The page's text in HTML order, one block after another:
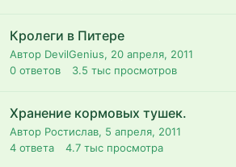
Кролеги в Питере
Автор DevilGenius, 20 апреля, 2011
0 ответов 3.5 тыс просмотров
Хранение кормовых тушек.
Автор Ростислав, 5 апреля, 2011
4 ответа 4.7 тыс просмотра